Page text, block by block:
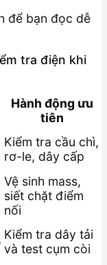
để bạn đọc dễ
tra điện khi
Hành động ưu
tiên
Kiểm tra cầu chì,
rơ-le, dây cấp
Vệ sinh mass,
siết chặt điểm
nối
Kiểm tra dây tải
và test cụm còi